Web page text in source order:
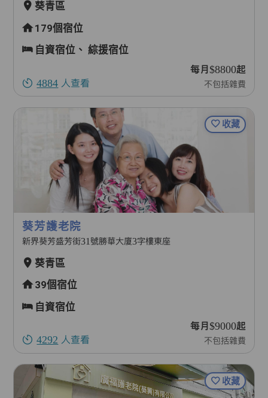
葵青區
179個宿位
自資宿位、綜援宿位
4884 人查看
每月$8800起
不包括雜費
收藏
葵芳護老院
新界葵芳盛芳街31號勝華大廈3字樓東座
葵青區
39個宿位
自資宿位
4292 人查看
每月$9000起
不包括雜費
收藏